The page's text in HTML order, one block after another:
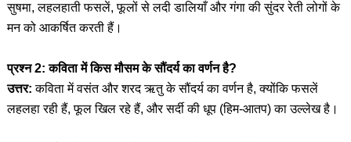
सुषमा, लहलहाती फसलें, फूलों से लदी डालियाँ और गंगा की सुंदर रेती लोगों के
मन को आकर्षित करती हैं।
प्रश्न 2: कविता में किस मौसम के सौंदर्य का वर्णन है?
उत्तर: कविता में वसंत और शरद ऋतु के सौंदर्य का वर्णन है, क्योंकि फसलें
लहलहा रही हैं, फूल खिल रहे हैं, और सर्दी की धूप (हिम-आतप) का उल्लेख है।